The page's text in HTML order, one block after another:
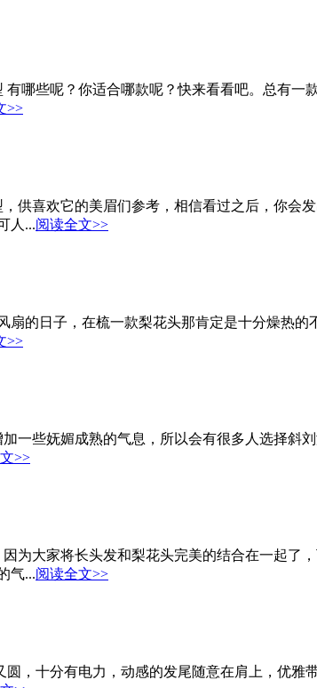
哪些呢？你适合哪款呢？快来看看吧。总有一
>>
供喜欢它的美眉们参考，相信看过之后，你会
人...阅读全文>>
的日子，在梳一款梨花头那肯定是十分燥热的
>>
一些妩媚成熟的气息，所以会有很多人选择斜
>>
为大家将长头发和梨花头完美的结合在一起了
气...阅读全文>>
，十分有电力，动感的发尾随意在肩上，优雅